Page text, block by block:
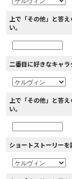
上で「その他」と答
い。
二番目に好きなキャラ
上で「その他」と答
い。
ショートストーリー